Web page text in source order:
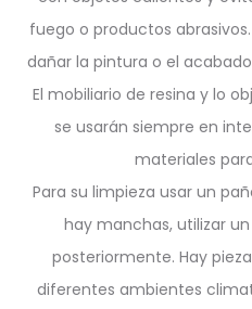
fuego o productos
dañar la pintura o el
El mobiliario de resina y lo
se usarán siempre en
materiales
Para su limpieza usar un
hay manchas, utilizar
posteriormente. Hay
diferentes ambientes